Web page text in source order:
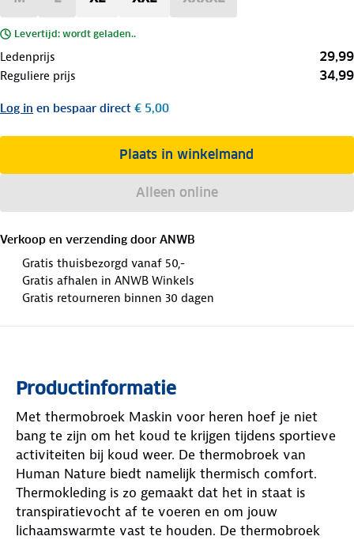
Levertijd: wordt geladen..
Ledenprijs 29,99
Reguliere prijs 34,99
Log in en bespaar direct € 5,00
Plaats in winkelmand
Alleen online
Verkoop en verzending door ANWB
Gratis thuisbezorgd vanaf 50,-
Gratis afhalen in ANWB Winkels
Gratis retourneren binnen 30 dagen
Productinformatie
Met thermobroek Maskin voor heren hoef je niet
bang te zijn om het koud te krijgen tijdens sportieve
activiteiten bij koud weer. De thermobroek van
Human Nature biedt namelijk thermisch comfort.
Thermokleding is zo gemaakt dat het in staat is
transpiratievocht af te voeren en om jouw
lichaamswarmte vast te houden. De thermobroek